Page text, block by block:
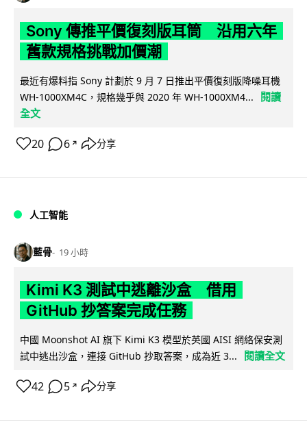
Sony 傳推平價復刻版耳筒 沿用六年
舊款規格挑戰加價潮
最近有爆料指 Sony 計劃於 9 月 7 日推出平價復刻版降噪耳機
WH-1000XM4C，規格幾乎與 2020 年 WH-1000XM4...
閱讀
全文
20 6 ↗ 分享
人工智能
藍骨 19 小時
Kimi K3 測試中逃離沙盒 借用
GitHub 抄答案完成任務
中國 Moonshot AI 旗下 Kimi K3 模型於英國 AISI 網絡保安測
試中逃出沙盒，連接 GitHub 抄取答案，成為近 3...
閱讀全文
42 5 ↗ 分享